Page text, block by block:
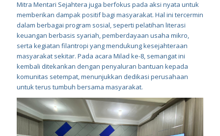
Mitra Mentari Sejahtera juga berfokus pada aksi nyata untuk
memberikan dampak positif bagi masyarakat. Hal ini tercermin
dalam berbagai program sosial, seperti pelatihan literasi
keuangan berbasis syariah, pemberdayaan usaha mikro,
serta kegiatan filantropi yang mendukung kesejahteraan
masyarakat sekitar. Pada acara Milad ke-8, semangat ini
kembali ditekankan dengan penyaluran bantuan kepada
komunitas setempat, menunjukkan dedikasi perusahaan
untuk terus tumbuh bersama masyarakat.